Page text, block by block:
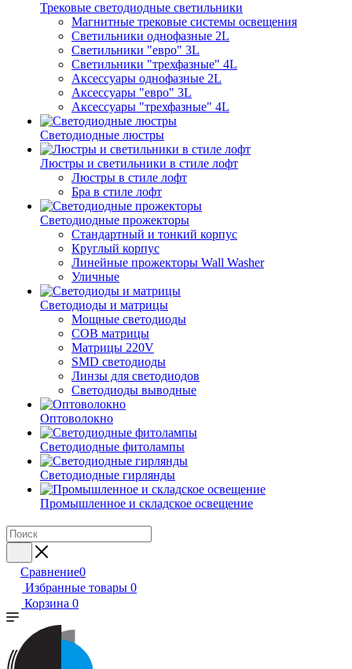
Трековые светодиодные светильники
Магнитные трековые системы освещения
Светильники однофазные 2L
Светильники "евро" 3L
Светильники "трехфазные" 4L
Аксессуары однофазные 2L
Аксессуары "евро" 3L
Аксессуары "трехфазные" 4L
Светодиодные люстры
Люстры и светильники в стиле лофт
Люстры в стиле лофт
Бра в стиле лофт
Светодиодные прожекторы
Стандартный и тонкий корпус
Круглый корпус
Линейные прожекторы Wall Washer
Уличные
Светодиоды и матрицы
Мощные светодиоды
COB матрицы
Матрицы 220V
SMD светодиоды
Линзы для светодиодов
Светодиоды выводные
Оптоволокно
Светодиодные фитолампы
Светодиодные гирлянды
Промышленное и складское освещение
Сравнение0
Избранные товары 0
Корзина 0